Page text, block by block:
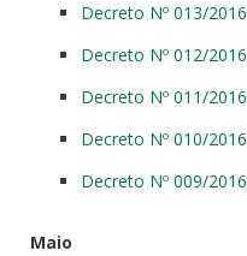
Decreto Nº 013/2016
Decreto Nº 012/2016
Decreto Nº 011/2016
Decreto Nº 010/2016
Decreto Nº 009/2016
Maio